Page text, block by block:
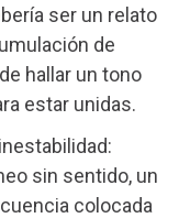
ser un relato
de
hallar un tono
estar unidas.
sin sentido, un
colocada